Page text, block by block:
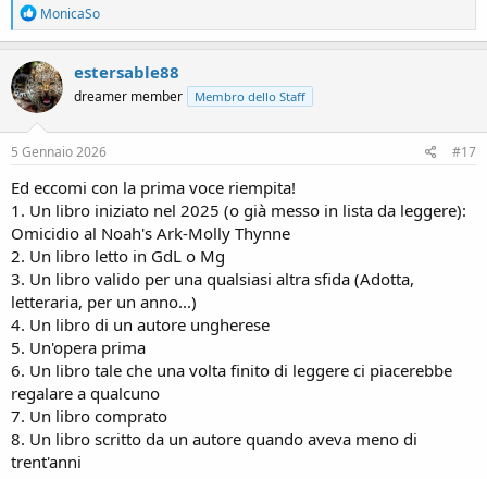
R
e
a
c
t
i
o
n
s
MonicaSo
estersable88
dreamer member Membro dello Staff
5 Gennaio 2026 #17
Ed eccomi con la prima voce riempita!
1. Un libro iniziato nel 2025 (o già messo in lista da leggere):
Omicidio al Noah's Ark-Molly Thynne
2. Un libro letto in GdL o Mg
3. Un libro valido per una qualsiasi altra sfida (Adotta,
letteraria, per un anno...)
4. Un libro di un autore ungherese
5. Un'opera prima
6. Un libro tale che una volta finito di leggere ci piacerebbe
regalare a qualcuno
7. Un libro comprato
8. Un libro scritto da un autore quando aveva meno di
trent'anni